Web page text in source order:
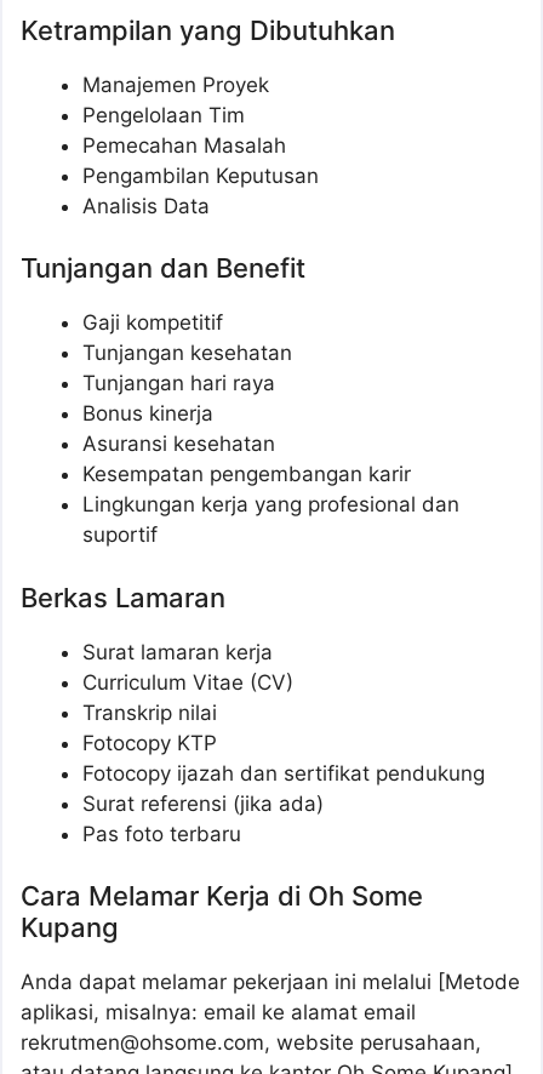
Ketrampilan yang Dibutuhkan
Manajemen Proyek
Pengelolaan Tim
Pemecahan Masalah
Pengambilan Keputusan
Analisis Data
Tunjangan dan Benefit
Gaji kompetitif
Tunjangan kesehatan
Tunjangan hari raya
Bonus kinerja
Asuransi kesehatan
Kesempatan pengembangan karir
Lingkungan kerja yang profesional dan
suportif
Berkas Lamaran
Surat lamaran kerja
Curriculum Vitae (CV)
Transkrip nilai
Fotocopy KTP
Fotocopy ijazah dan sertifikat pendukung
Surat referensi (jika ada)
Pas foto terbaru
Cara Melamar Kerja di Oh Some
Kupang
Anda dapat melamar pekerjaan ini melalui [Metode
aplikasi, misalnya: email ke alamat email
rekrutmen@ohsome.com, website perusahaan,